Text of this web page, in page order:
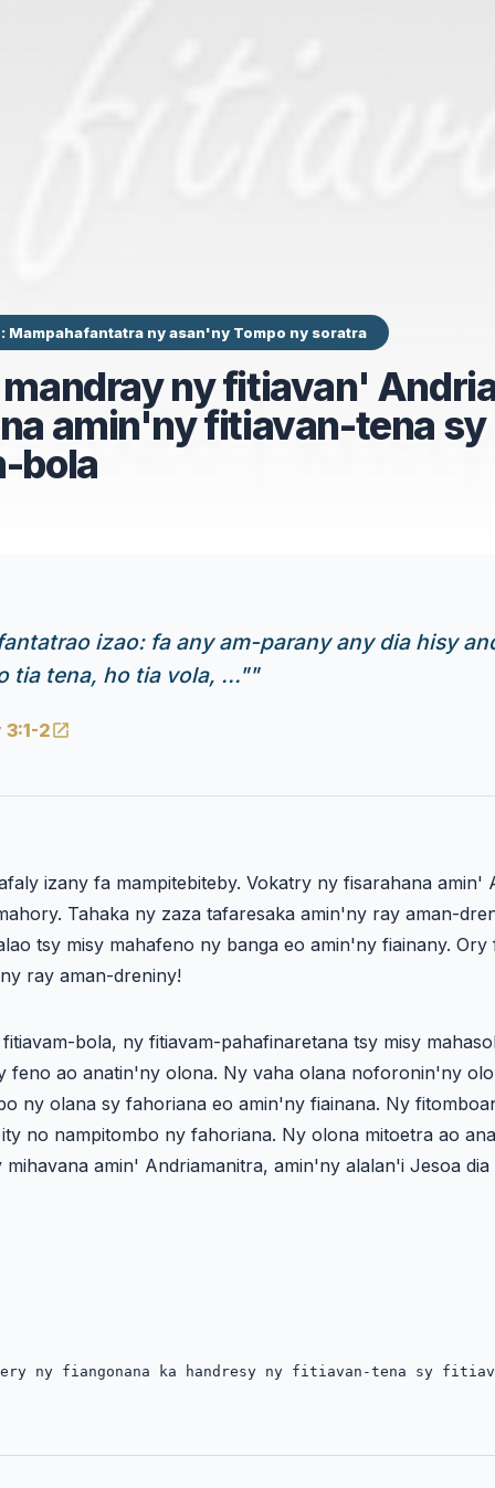
Mampahafantatra ny asan'ny Tompo ny soratra
ny fitiavan'
amin'ny fitiavan-tena sy
bola
izao: fa any am-parany any dia hisy
tia tena, ho tia vola, ...""
2
izany fa mampitebiteby. Vokatry ny fisarahana amin'
Tahaka ny zaza tafaresaka amin'ny ray aman-
tsy misy mahafeno ny banga eo amin'ny fiainany. Ory
ray aman-dreniny!
bola, ny fitiavam-pahafinaretana tsy misy
feno ao anatin'ny olona. Ny vaha olana noforonin'ny
ny olana sy fahoriana eo amin'ny fiainana. Ny
no nampitombo ny fahoriana. Ny olona mitoetra ao
mihavana amin' Andriamanitra, amin'ny alalan'i Jesoa dia